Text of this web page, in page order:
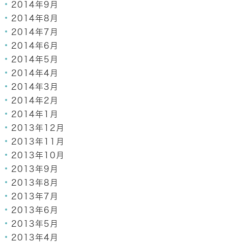
2014年9月
2014年8月
2014年7月
2014年6月
2014年5月
2014年4月
2014年3月
2014年2月
2014年1月
2013年12月
2013年11月
2013年10月
2013年9月
2013年8月
2013年7月
2013年6月
2013年5月
2013年4月